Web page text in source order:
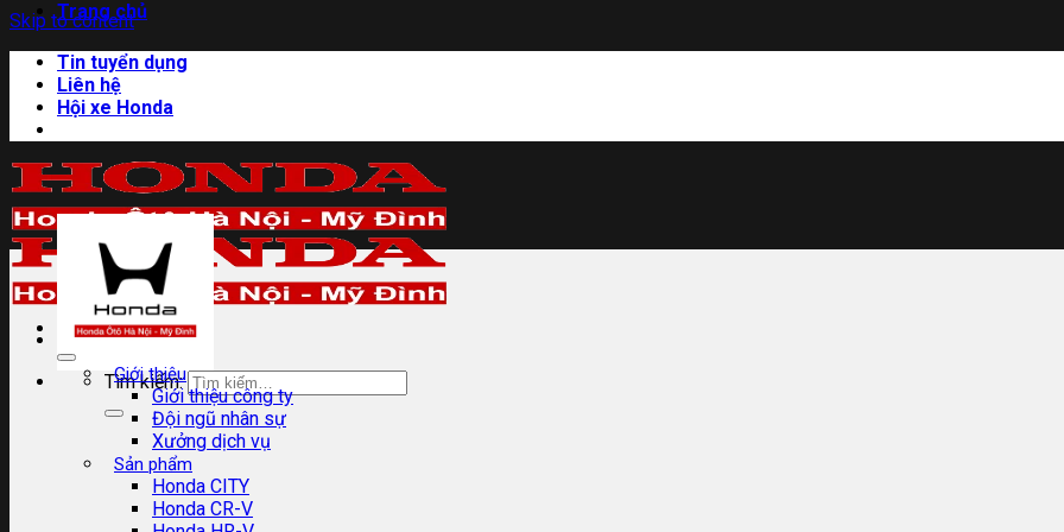
Skip to content
Trang chủ
Tin tuyển dụng
Liên hệ
Hội xe Honda
Tìm kiếm:
Giới thiệu
Giới thiệu công ty
Đội ngũ nhân sự
Xưởng dịch vụ
Sản phẩm
Honda CITY
Honda CR-V